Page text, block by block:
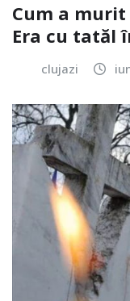
Cum a
Era cu tatăl
clujazi